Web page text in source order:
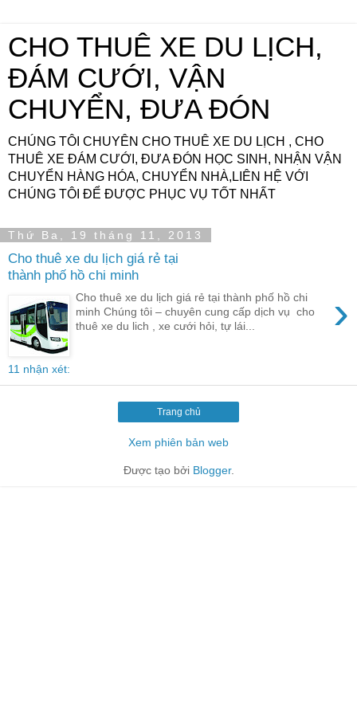
CHO THUÊ XE DU LỊCH,
ĐÁM CƯỚI, VẬN
CHUYỂN, ĐƯA ĐÓN
CHÚNG TÔI CHUYÊN CHO THUÊ XE DU LỊCH , CHO
THUÊ XE ĐÁM CƯỚI, ĐƯA ĐÓN HỌC SINH, NHẬN VẬN
CHUYỂN HÀNG HÓA, CHUYỂN NHÀ,LIÊN HỆ VỚI
CHÚNG TÔI ĐỂ ĐƯỢC PHỤC VỤ TỐT NHẤT
Thứ Ba, 19 tháng 11, 2013
Cho thuê xe du lịch giá rẻ tại
thành phố hồ chi minh
›
Cho thuê xe du lịch giá rẻ tại thành phố hồ chi
minh Chúng tôi – chuyên cung cấp dịch vụ cho
thuê xe du lich , xe cưới hỏi, tự lái...
11 nhận xét:
Trang chủ
Xem phiên bản web
Được tạo bởi Blogger.